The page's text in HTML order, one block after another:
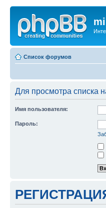
Список форумов
Для просмотра списка
Имя пользователя:
Пароль: